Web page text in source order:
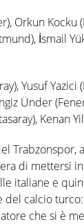
Orkun Kocku
İsmail
Yusuf Yazici
Ünder
Kenan
Trabzonspor,
di mettersi
italiane e
del calcio turco:
che si è